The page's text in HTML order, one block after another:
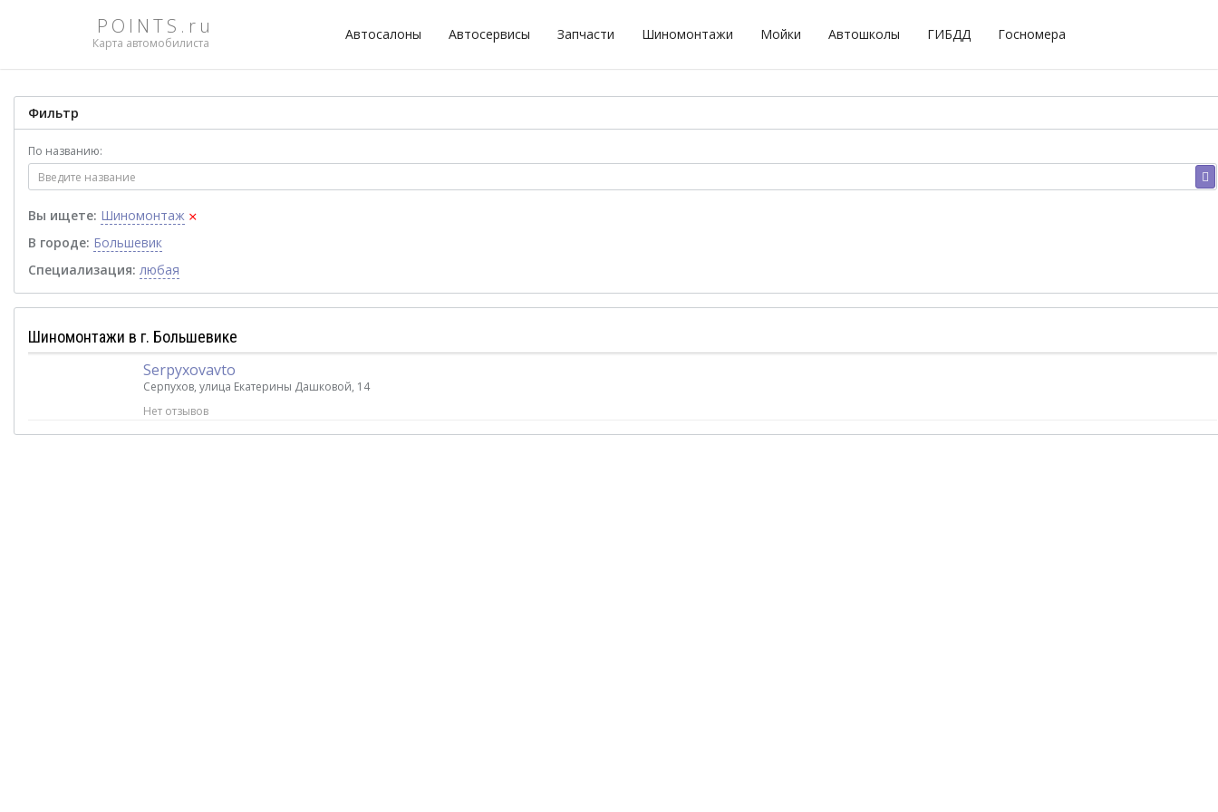
POINTS.ru
Карта автомобилиста
Автосалоны Автосервисы Запчасти Шиномонтажи Мойки Автошколы ГИБДД Госномера
Фильтр
По названию:
Вы ищете: Шиномонтаж ×
В городе: Большевик
Специализация: любая
Шиномонтажи в г. Большевике
Serpyxovavto
Серпухов, улица Екатерины Дашковой, 14
Нет отзывов